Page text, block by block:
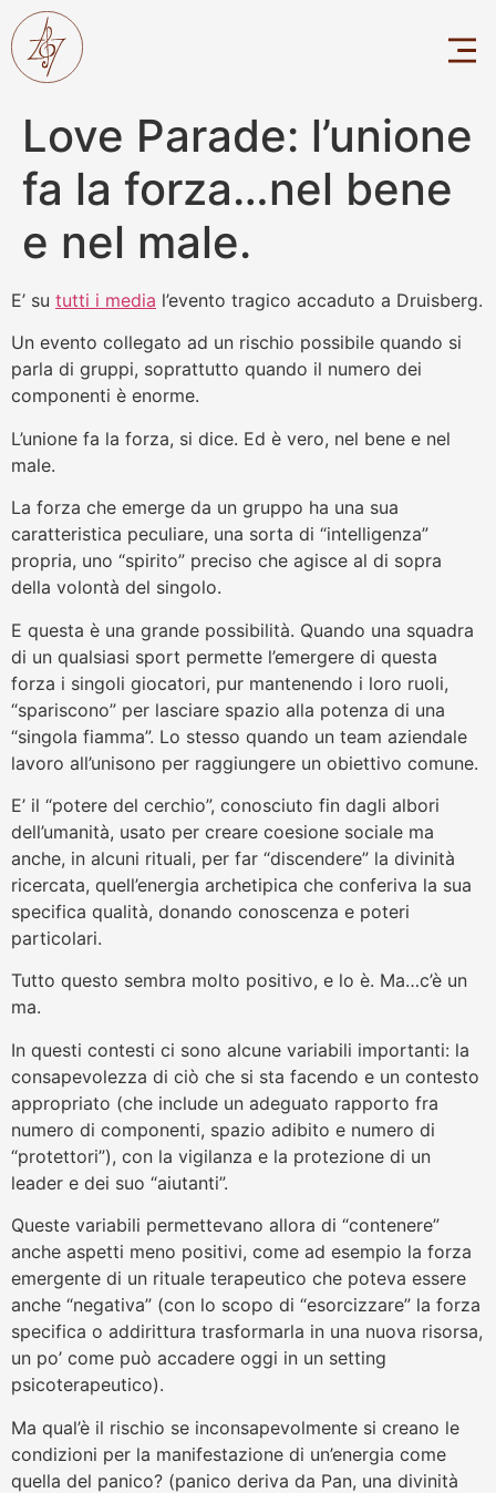
Love Parade: l’unione
fa la forza…nel bene
e nel male.
E’ su tutti i media l’evento tragico accaduto a Druisberg.
Un evento collegato ad un rischio possibile quando si
parla di gruppi, soprattutto quando il numero dei
componenti è enorme.
L’unione fa la forza, si dice. Ed è vero, nel bene e nel
male.
La forza che emerge da un gruppo ha una sua
caratteristica peculiare, una sorta di “intelligenza”
propria, uno “spirito” preciso che agisce al di sopra
della volontà del singolo.
E questa è una grande possibilità. Quando una squadra
di un qualsiasi sport permette l’emergere di questa
forza i singoli giocatori, pur mantenendo i loro ruoli,
“spariscono” per lasciare spazio alla potenza di una
“singola fiamma”. Lo stesso quando un team aziendale
lavoro all’unisono per raggiungere un obiettivo comune.
E’ il “potere del cerchio”, conosciuto fin dagli albori
dell’umanità, usato per creare coesione sociale ma
anche, in alcuni rituali, per far “discendere” la divinità
ricercata, quell’energia archetipica che conferiva la sua
specifica qualità, donando conoscenza e poteri
particolari.
Tutto questo sembra molto positivo, e lo è. Ma…c’è un
ma.
In questi contesti ci sono alcune variabili importanti: la
consapevolezza di ciò che si sta facendo e un contesto
appropriato (che include un adeguato rapporto fra
numero di componenti, spazio adibito e numero di
“protettori”), con la vigilanza e la protezione di un
leader e dei suo “aiutanti”.
Queste variabili permettevano allora di “contenere”
anche aspetti meno positivi, come ad esempio la forza
emergente di un rituale terapeutico che poteva essere
anche “negativa” (con lo scopo di “esorcizzare” la forza
specifica o addirittura trasformarla in una nuova risorsa,
un po’ come può accadere oggi in un setting
psicoterapeutico).
Ma qual’è il rischio se inconsapevolmente si creano le
condizioni per la manifestazione di un’energia come
quella del panico? (panico deriva da Pan, una divinità